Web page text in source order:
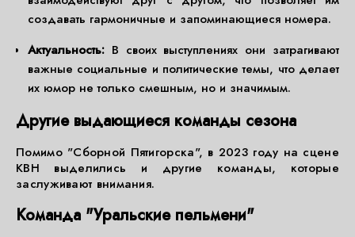
создавать гармоничные и запоминающиеся номера.
Актуальность: В своих выступлениях они затрагивают
важные социальные и политические темы, что делает
их юмор не только смешным, но и значимым.
Другие выдающиеся команды сезона
Помимо "Сборной Пятигорска", в 2023 году на сцене
КВН выделились и другие команды, которые
заслуживают внимания.
Команда "Уральские пельмени"